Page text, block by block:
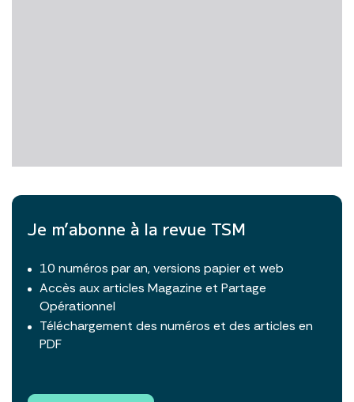
Je m’abonne à la revue TSM
10 numéros par an, versions papier et web
Accès aux articles Magazine et Partage
Opérationnel
Téléchargement des numéros et des articles en
PDF